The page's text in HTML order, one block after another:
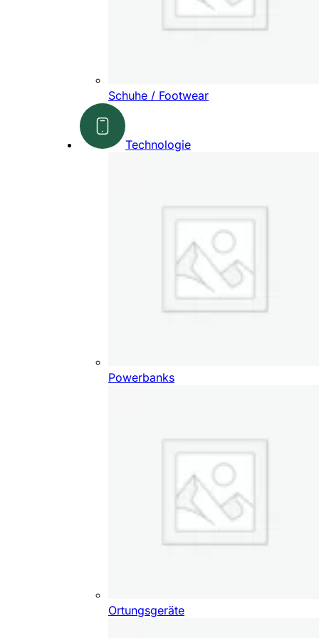
Schuhe / Footwear
Technologie
Powerbanks
Ortungsgeräte